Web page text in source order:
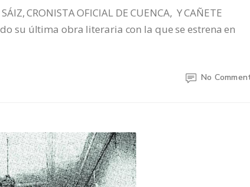
CRONISTA OFICIAL DE CUENCA, Y CAÑETE
su última obra literaria con la que se estrena en
No